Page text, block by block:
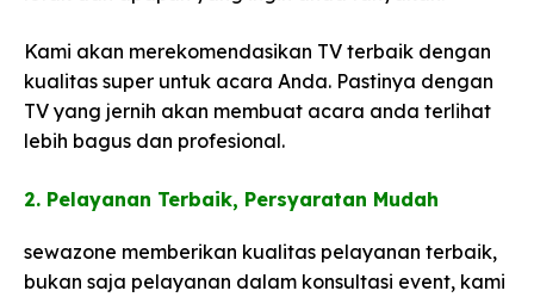
Kami akan merekomendasikan TV terbaik dengan
kualitas super untuk acara Anda. Pastinya dengan
TV yang jernih akan membuat acara anda terlihat
lebih bagus dan profesional.
2. Pelayanan Terbaik, Persyaratan Mudah​
sewazone memberikan kualitas pelayanan terbaik,
bukan saja pelayanan dalam konsultasi event, kami